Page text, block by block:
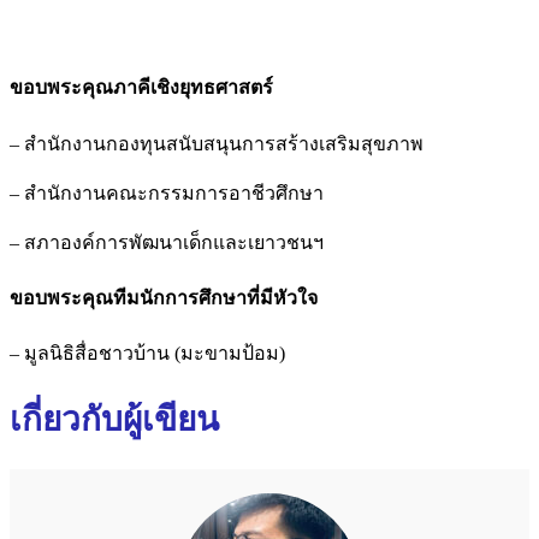
ขอบพระคุณภาคีเชิงยุทธศาสตร์
– สำนักงานกองทุนสนับสนุนการสร้างเสริมสุขภาพ
– สำนักงานคณะกรรมการอาชีวศึกษา
– สภาองค์การพัฒนาเด็กและเยาวชนฯ
ขอบพระคุณทีมนักการศึกษาที่มีหัวใจ
– มูลนิธิสื่อชาวบ้าน (มะขามป้อม)
เกี่ยวกับผู้เขียน